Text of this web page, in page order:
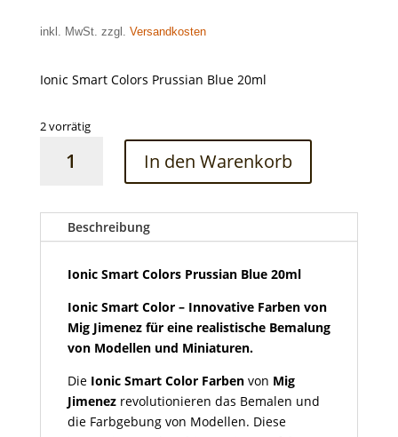
inkl. MwSt. zzgl. Versandkosten
Ionic Smart Colors Prussian Blue 20ml
2 vorrätig
Smart
Menge
In den Warenkorb
Beschreibung
Ionic Smart Colors Prussian Blue 20ml
Ionic Smart Color – Innovative Farben von
Mig Jimenez für eine realistische Bemalung
von Modellen und Miniaturen.
Die Ionic Smart Color Farbenvon Mig
Jimenezrevolutionieren das Bemalen und
die Farbgebung von Modellen. Diese